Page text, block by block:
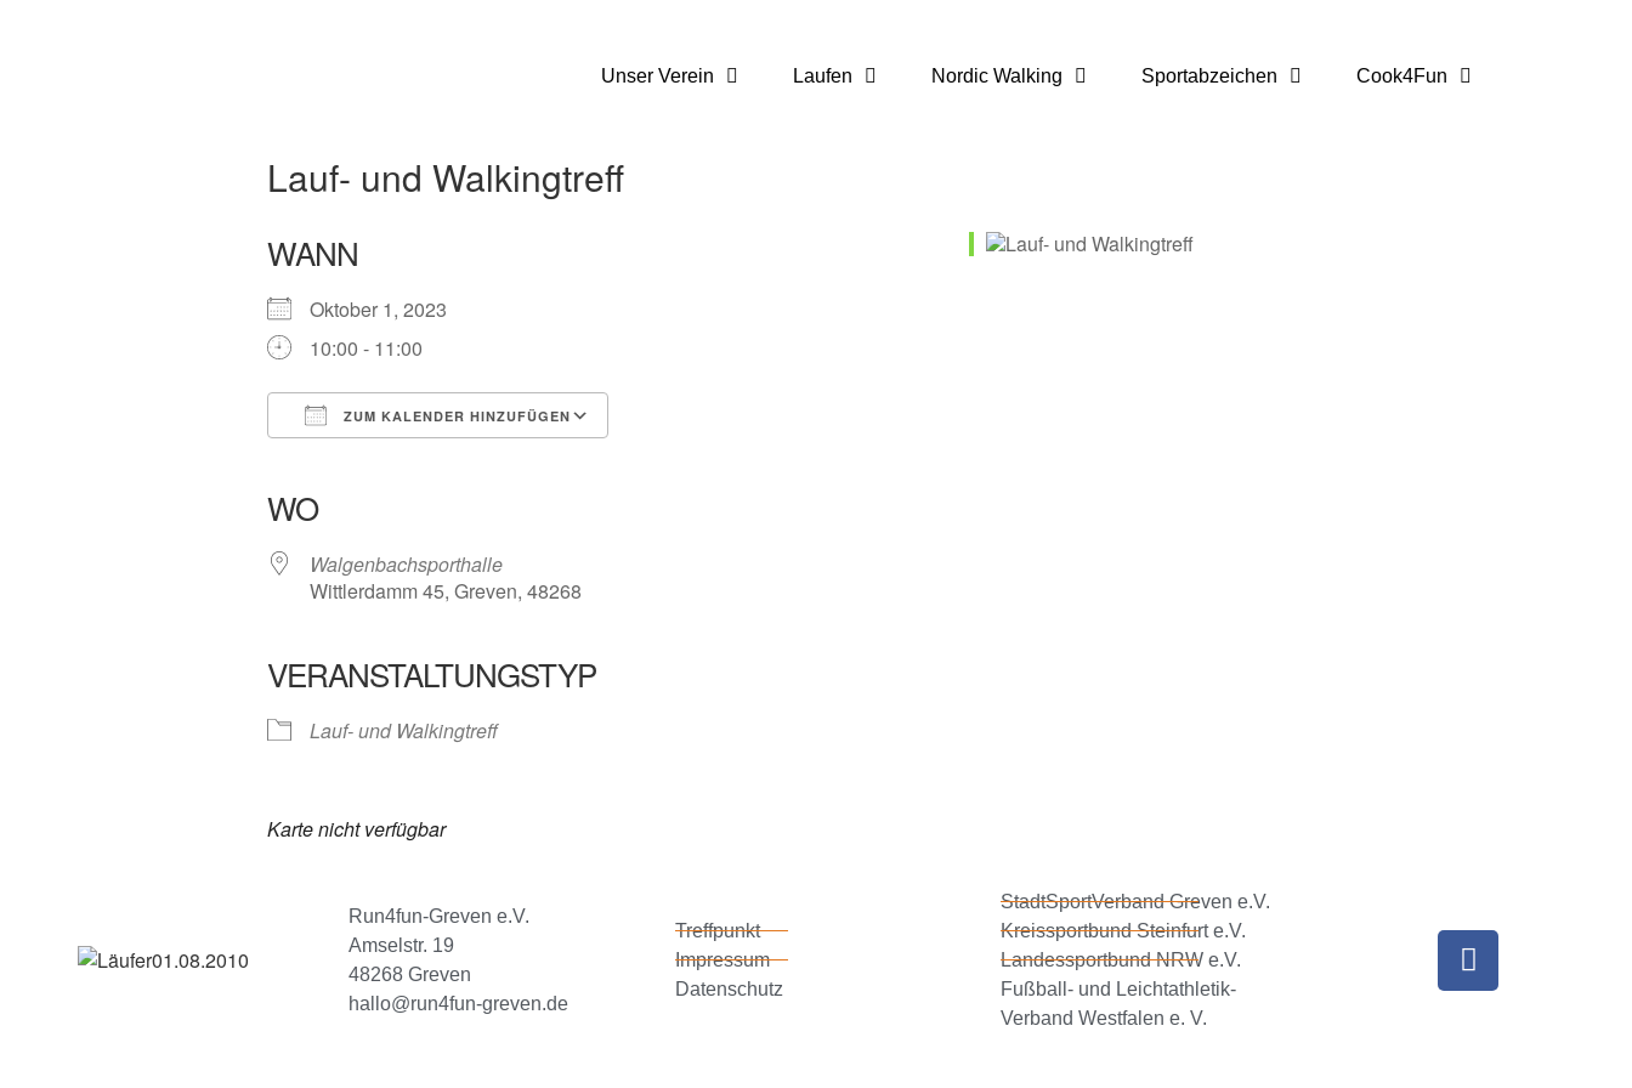
Unser Verein Laufen Nordic Walking Sportabzeichen Cook4Fun
Lauf- und Walkingtreff
WANN
Oktober 1, 2023
10:00 - 11:00
ZUM KALENDER HINZUFÜGEN
WO
Walgenbachsporthalle
Wittlerdamm 45, Greven, 48268
VERANSTALTUNGSTYP
Lauf- und Walkingtreff
Karte nicht verfügbar
Run4fun-Greven e.V.
Amselstr. 19
48268 Greven
hallo@run4fun-greven.de
Treffpunkt
Impressum
Datenschutz
StadtSportVerband Greven e.V.
Kreissportbund Steinfurt e.V.
Landessportbund NRW e.V.
Fußball- und Leichtathletik-
Verband Westfalen e. V.